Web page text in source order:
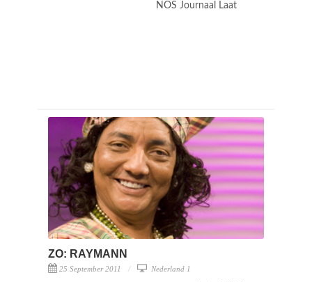
NOS Journaal Laat
ZO: RAYMANN
25 September 2011 Nederland 1